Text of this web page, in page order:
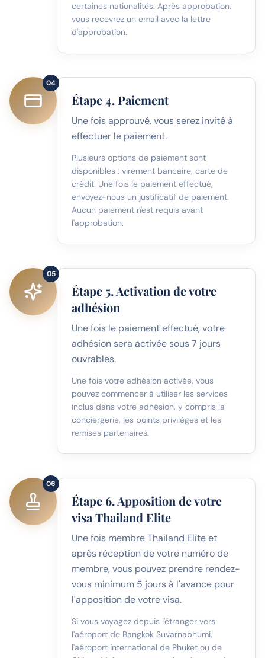
certaines nationalités. Après approbation,
vous recevrez un email avec la lettre
d'approbation.
04
Étape 4. Paiement
Une fois approuvé, vous serez invité à
effectuer le paiement.
Plusieurs options de paiement sont
disponibles : virement bancaire, carte de
crédit. Une fois le paiement effectué,
envoyez-nous un justificatif de paiement.
Aucun paiement n'est requis avant
l'approbation.
05
Étape 5. Activation de votre
adhésion
Une fois le paiement effectué, votre
adhésion sera activée sous 7 jours
ouvrables.
Une fois votre adhésion activée, vous
pouvez commencer à utiliser les services
inclus dans votre adhésion, y compris la
conciergerie, les points privilèges et les
remises partenaires.
06
Étape 6. Apposition de votre
visa Thailand Elite
Une fois membre Thailand Elite et
après réception de votre numéro de
membre, vous pouvez prendre rendez-
vous minimum 5 jours à l'avance pour
l'apposition de votre visa.
Si vous voyagez depuis l'étranger vers
l'aéroport de Bangkok Suvarnabhumi,
l'aéroport international de Phuket ou de